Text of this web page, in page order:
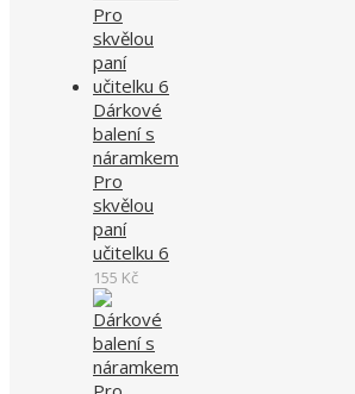
Dárkové
balení s
náramkem
Pro
skvělou
paní
učitelku 6
155 Kč